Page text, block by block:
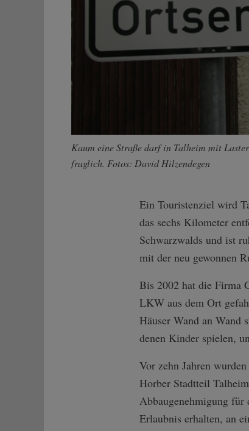
Kaum eine Straße darf in Talheim mit
fraglich. Fotos: David Hilzendegen
Ein Touristenziel wird
das sechs Kilometer
Schwarzwalds und ist
mit der neu gewonnen
Bis 2002 hat die Firma
LKW aus dem Ort
Häuser Wand an Wand
denen Kinder spielen,
Vor zehn Jahren
Horber Stadtteil
Abbaugenehmigung für
Erlaubnis erhalten, an